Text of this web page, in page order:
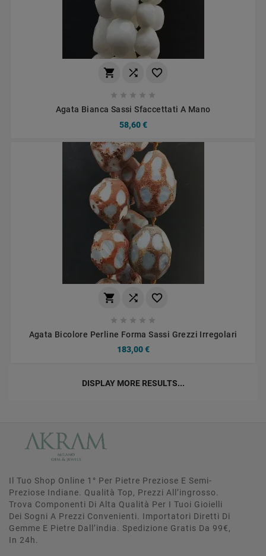
  
    
Agata Bianca Sassi Sfaccettati A Mano
58,60 €
  
    
Agata Bicolore Perline Forma Sassi Grezzi Irregolari
183,00 €
DISPLAY MORE RESULTS...
Il Tuo Shop Online 1° Per Pietre Preziose E Semi-
Preziose Indiane. Qualità Top, Prezzi All’ingrosso.
Trova Componenti Di Alta Qualità Per I Tuoi Gioielli
Dei Sogni A Prezzi Convenienti. Importatori Diretti Di
Gemme E Pietre Dall’india. Spedizione Gratis Da 99€,
In 24h.